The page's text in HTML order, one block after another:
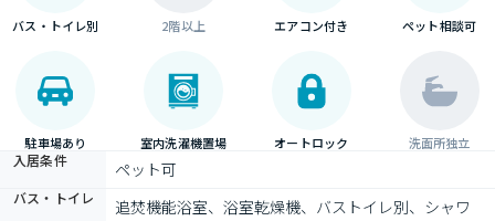
バス・トイレ別 2階以上 エアコン付き ペット相談可
駐車場あり 室内洗濯機置場 オートロック 洗面所独立
入居条件 ペット可
バス・トイレ
追焚機能浴室、浴室乾燥機、バストイレ別、シャワ